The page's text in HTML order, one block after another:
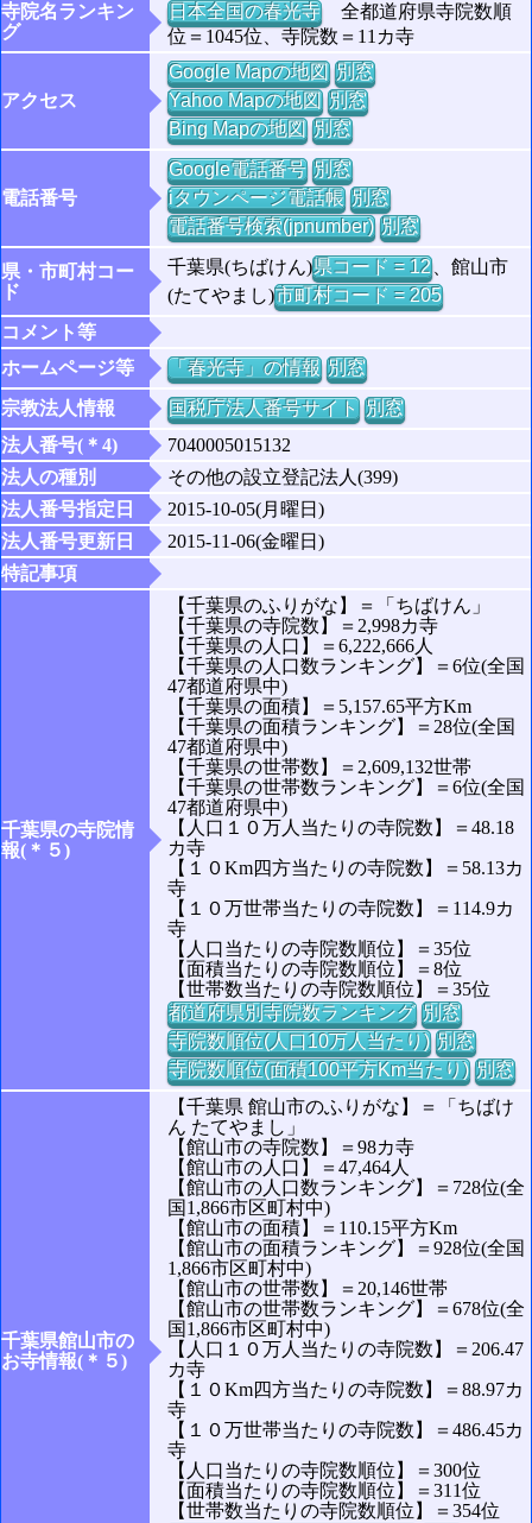
寺院名ランキン
グ
日本全国の春光寺全都道府県寺院数順
位＝1045位、寺院数＝11カ寺
アクセス
Google Mapの地図 別窓
Yahoo Mapの地図 別窓
Bing Mapの地図 別窓
電話番号
Google電話番号 別窓
iタウンページ電話帳 別窓
電話番号検索(jpnumber) 別窓
県・市町村コー
ド
千葉県(ちばけん)県コード = 12、館山市
(たてやまし)市町村コード = 205
コメント等
ホームページ等
「春光寺」の情報 別窓
宗教法人情報
国税庁法人番号サイト 別窓
法人番号(＊4)
7040005015132
法人の種別
その他の設立登記法人(399)
法人番号指定日
2015-10-05(月曜日)
法人番号更新日
2015-11-06(金曜日)
特記事項
千葉県の寺院情
報(＊５)
【千葉県のふりがな】＝「ちばけん」
【千葉県の寺院数】＝2,998カ寺
【千葉県の人口】＝6,222,666人
【千葉県の人口数ランキング】＝6位(全国
47都道府県中)
【千葉県の面積】＝5,157.65平方Km
【千葉県の面積ランキング】＝28位(全国
47都道府県中)
【千葉県の世帯数】＝2,609,132世帯
【千葉県の世帯数ランキング】＝6位(全国
47都道府県中)
【人口１０万人当たりの寺院数】＝48.18
カ寺
【１０Km四方当たりの寺院数】＝58.13カ
寺
【１０万世帯当たりの寺院数】＝114.9カ
寺
【人口当たりの寺院数順位】＝35位
【面積当たりの寺院数順位】＝8位
【世帯数当たりの寺院数順位】＝35位
都道府県別寺院数ランキング 別窓
寺院数順位(人口10万人当たり) 別窓
寺院数順位(面積100平方Km当たり) 別窓
千葉県館山市の
お寺情報(＊５)
【千葉県 館山市のふりがな】＝「ちばけ
ん たてやまし」
【館山市の寺院数】＝98カ寺
【館山市の人口】＝47,464人
【館山市の人口数ランキング】＝728位(全
国1,866市区町村中)
【館山市の面積】＝110.15平方Km
【館山市の面積ランキング】＝928位(全国
1,866市区町村中)
【館山市の世帯数】＝20,146世帯
【館山市の世帯数ランキング】＝678位(全
国1,866市区町村中)
【人口１０万人当たりの寺院数】＝206.47
カ寺
【１０Km四方当たりの寺院数】＝88.97カ
寺
【１０万世帯当たりの寺院数】＝486.45カ
寺
【人口当たりの寺院数順位】＝300位
【面積当たりの寺院数順位】＝311位
【世帯数当たりの寺院数順位】＝354位